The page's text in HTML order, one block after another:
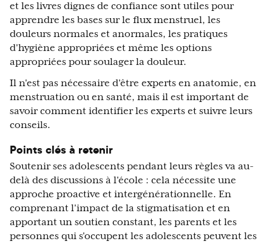
et les livres dignes de confiance sont utiles pour
apprendre les bases sur le flux menstruel, les
douleurs normales et anormales, les pratiques
d'hygiène appropriées et même les options
appropriées pour soulager la douleur.
Il n'est pas nécessaire d'être experts en anatomie, en
menstruation ou en santé, mais il est important de
savoir comment identifier les experts et suivre leurs
conseils.
Points clés à retenir
Soutenir ses adolescents pendant leurs règles va au-
delà des discussions à l'école : cela nécessite une
approche proactive et intergénérationnelle. En
comprenant l'impact de la stigmatisation et en
apportant un soutien constant, les parents et les
personnes qui s'occupent les adolescents peuvent les